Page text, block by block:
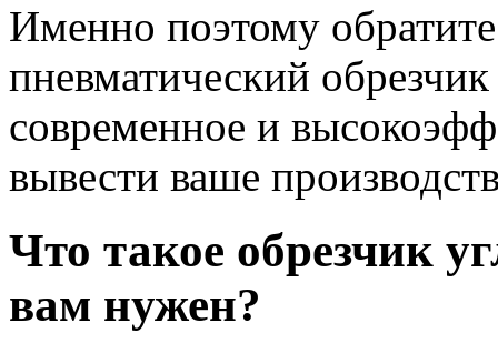
Именно поэтому
пневматический
современное и
вывести ваше
Что такое обрезчик
вам нужен?